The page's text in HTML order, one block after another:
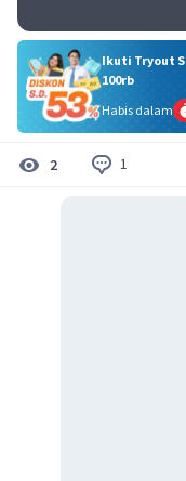
Ikuti Tryout
100rb
Habis dalam
2 1